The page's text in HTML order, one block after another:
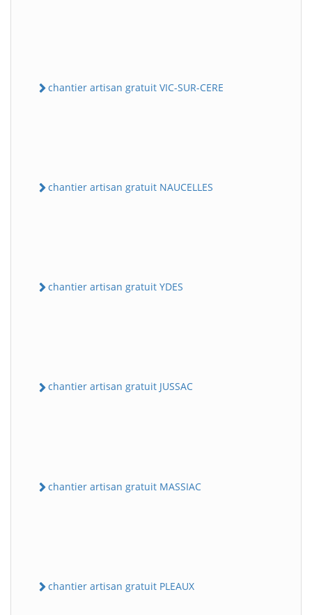
chantier artisan gratuit VIC-SUR-CERE
chantier artisan gratuit NAUCELLES
chantier artisan gratuit YDES
chantier artisan gratuit JUSSAC
chantier artisan gratuit MASSIAC
chantier artisan gratuit PLEAUX